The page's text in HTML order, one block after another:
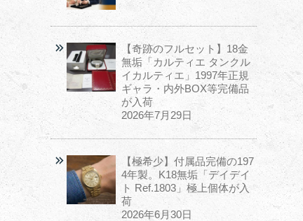
【奇跡のフルセット】18金
無垢「カルティエ タンクル
イカルティエ」1997年正規
ギャラ・内外BOX等完備品
が入荷
2026年7月29日
【極希少】付属品完備の197
4年製。K18無垢「デイデイ
ト Ref.1803」極上個体が入
荷
2026年6月30日